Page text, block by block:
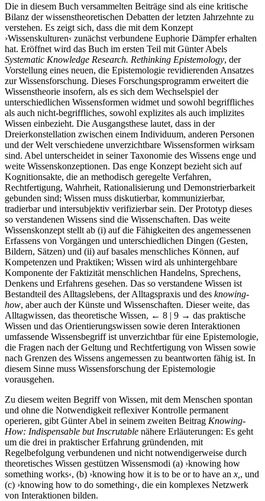
Die in diesem Buch versammelten Beiträge sind als eine kritische
Bilanz der wissenstheoretischen Debatten der letzten Jahrzehnte zu
verstehen. Es zeigt sich, dass die mit dem Konzept
›Wissenskulturen‹ zunächst verbundene Euphorie Dämpfer erhalten
hat. Eröffnet wird das Buch im ersten Teil mit Günter Abels
Systematic Knowledge Research. Rethinking Epistemology, der
Vorstellung eines neuen, die Epistemologie revidierenden Ansatzes
zur Wissensforschung. Dieses Forschungsprogramm erweitert die
Wissenstheorie insofern, als es sich dem Wechselspiel der
unterschiedlichen Wissensformen widmet und sowohl begriffliches
als auch nicht-begriffliches, sowohl explizites als auch implizites
Wissen einbezieht. Die Ausgangsthese lautet, dass in der
Dreierkonstellation zwischen einem Individuum, anderen Personen
und der Welt verschiedene unverzichtbare Wissensformen wirksam
sind. Abel unterscheidet in seiner Taxonomie des Wissens enge und
weite Wissenskonzeptionen. Das enge Konzept bezieht sich auf
Kognitionsakte, die an methodisch geregelte Verfahren,
Rechtfertigung, Wahrheit, Rationalisierung und Demonstrierbarkeit
gebunden sind; Wissen muss diskutierbar, kommunizierbar,
tradierbar und intersubjektiv verifizierbar sein. Der Prototyp dieses
so verstandenen Wissens sind die Wissenschaften. Das weite
Wissenskonzept stellt ab (i) auf die Fähigkeiten des angemessenen
Erfassens von Vorgängen und unterschiedlichen Dingen (Gesten,
Bildern, Sätzen) und (ii) auf basales menschliches Können, auf
Kompetenzen und Praktiken; Wissen wird als unhintergehbare
Komponente der Faktizität menschlichen Handelns, Sprechens,
Denkens und Erfahrens gesehen. Das so verstandene Wissen ist
Bestandteil des Alltagslebens, der Alltagspraxis und des knowing-
how, aber auch der Künste und Wissenschaften. Dieser weite, das
Alltagwissen, das theoretische Wissen, ← 8 | 9 → das praktische
Wissen und das Orientierungswissen sowie deren Interaktionen
umfassende Wissensbegriff ist unverzichtbar für eine Epistemologie,
die Fragen nach der Geltung und Rechtfertigung von Wissen sowie
nach Grenzen des Wissens angemessen zu beantworten fähig ist. In
diesem Sinne muss Wissensforschung der Epistemologie
vorausgehen.
Zu diesem weiten Begriff von Wissen, mit dem Menschen spontan
und ohne die Notwendigkeit reflexiver Kontrolle permanent
operieren, gibt Günter Abel in seinem zweiten Beitrag Knowing-
How: Indispensable but Inscrutable nähere Erläuterungen: Es geht
um die drei in praktischer Erfahrung gründenden, mit
Regelbefolgung verbundenen und nicht notwendigerweise durch
theoretisches Wissen gestützen Wissensmodi (a) ›knowing how
something works‹, (b) ›knowing how it is to be or to have an x, , und
(c) ›knowing how to do something‹, die ein komplexes Netzwerk
von Interaktionen bilden.